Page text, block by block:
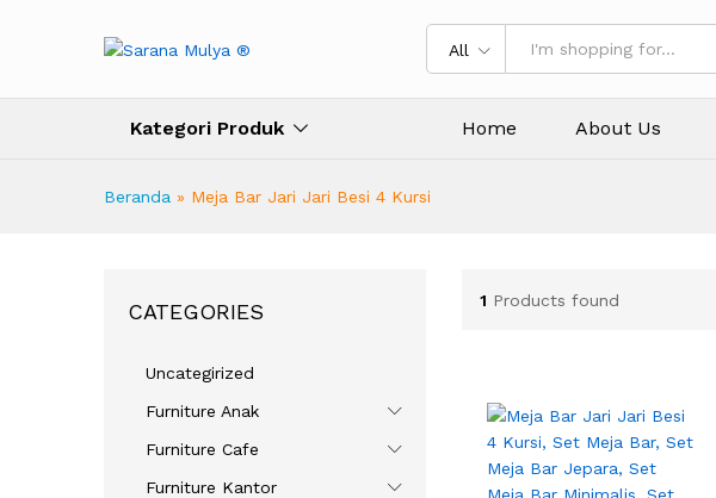
All
Kategori Produk Home About Us
Beranda » Meja Bar Jari Jari Besi 4 Kursi
1 Products found
CATEGORIES
Uncategirized
Furniture Anak
Furniture Cafe
Furniture Kantor